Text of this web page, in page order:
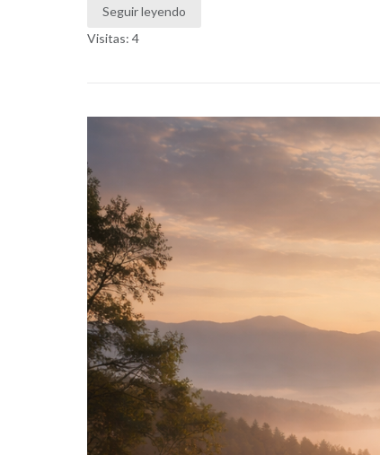
Seguir leyendo
Visitas: 4